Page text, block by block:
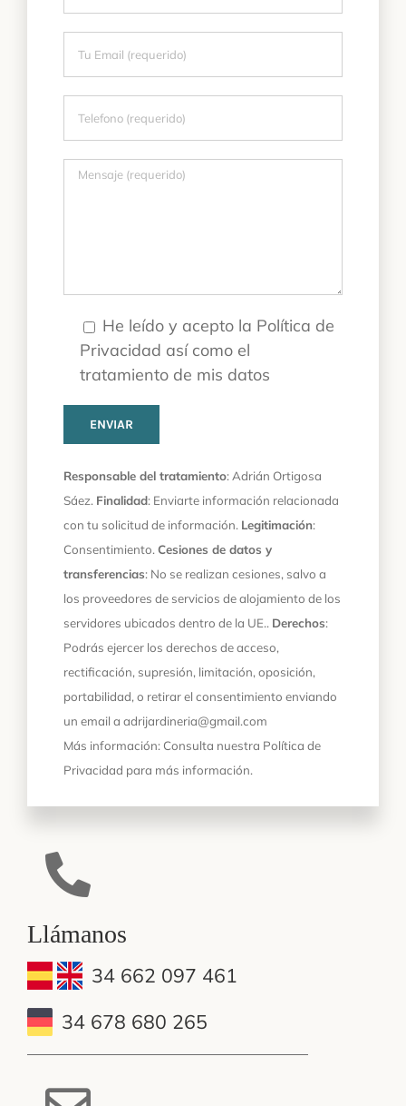
He leído y acepto la Política de
Privacidad así como el
tratamiento de mis datos
Responsable del tratamiento: Adrián Ortigosa
Sáez. Finalidad: Enviarte información relacionada
con tu solicitud de información. Legitimación:
Consentimiento. Cesiones de datos y
transferencias: No se realizan cesiones, salvo a
los proveedores de servicios de alojamiento de los
servidores ubicados dentro de la UE.. Derechos:
Podrás ejercer los derechos de acceso,
rectificación, supresión, limitación, oposición,
portabilidad, o retirar el consentimiento enviando
un email a adrijardineria@gmail.com
Más información: Consulta nuestra Política de
Privacidad para más información.
Llámanos
34 662 097 461
34 678 680 265